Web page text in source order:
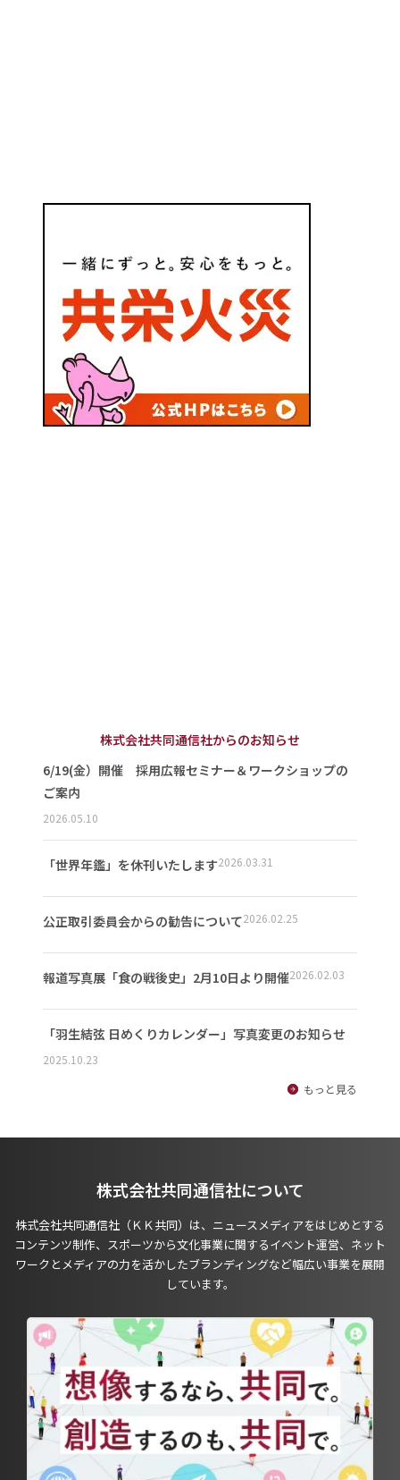
株式会社共同通信社からのお知らせ
6/19(金）開催 採用広報セミナー＆ワークショップの
ご案内
2026.05.10
「世界年鑑」を休刊いたします2026.03.31
公正取引委員会からの勧告について2026.02.25
報道写真展「食の戦後史」2月10日より開催2026.02.03
「羽生結弦 日めくりカレンダー」写真変更のお知らせ
2025.10.23
もっと見る
株式会社共同通信社について
株式会社共同通信社（ＫＫ共同）は、ニュースメディアをはじめとする
コンテンツ制作、スポーツから文化事業に関するイベント運営、ネット
ワークとメディアの力を活かしたブランディングなど幅広い事業を展開
しています。